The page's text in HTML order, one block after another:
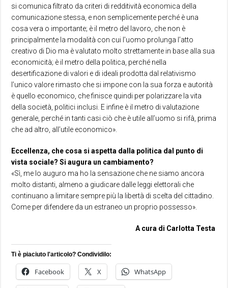
si comunica filtrato da criteri di redditività economica della
comunicazione stessa, e non semplicemente perché è una
cosa vera o importante; è il metro del lavoro, che non è
principalmente la modalità con cui l’uomo prolunga l’atto
creativo di Dio ma è valutato molto strettamente in base alla sua
economicità; è il metro della politica, perché nella
desertificazione di valori e di ideali prodotta dal relativismo
l’unico valore rimasto che si impone con la sua forza e autorità
è quello economico, che finisce quindi per polarizzare la vita
della società, politici inclusi. E infine è il metro di valutazione
generale, perché in tanti casi ciò che è utile all’uomo si rifà, prima
che ad altro, all’utile economico».
Eccellenza, che cosa si aspetta dalla politica dal punto di
vista sociale? Si augura un cambiamento?
«Sì, me lo auguro ma ho la sensazione che ne siamo ancora
molto distanti, almeno a giudicare dalle leggi elettorali che
continuano a limitare sempre più la libertà di scelta del cittadino.
Come per difendere da un estraneo un proprio possesso».
A cura di Carlotta Testa
Ti è piaciuto l'articolo? Condividilo:
Facebook X WhatsApp